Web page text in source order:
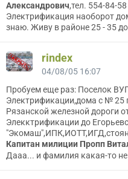
Александрович,тел. 554-84-
Электрификация наоборот
знаю. Живу в районе 25 - 35
rindex
04/08/05 16:07
Пробуем еще раз: Поселок
Электрификации,дома с № 25
Рязанской железной дороги
Элекктрификации до
Капитан милиции Пропп
Дааа... и фамилия какая-то не